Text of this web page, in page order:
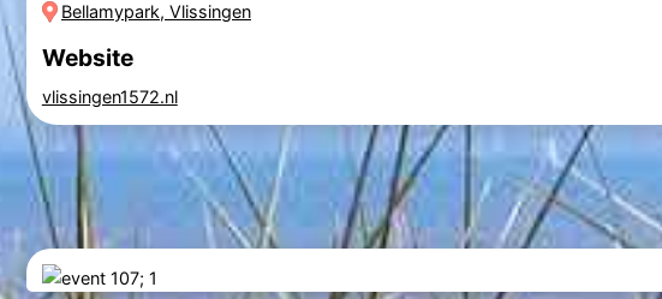
Bellamypark, Vlissingen
Website
vlissingen1572.nl